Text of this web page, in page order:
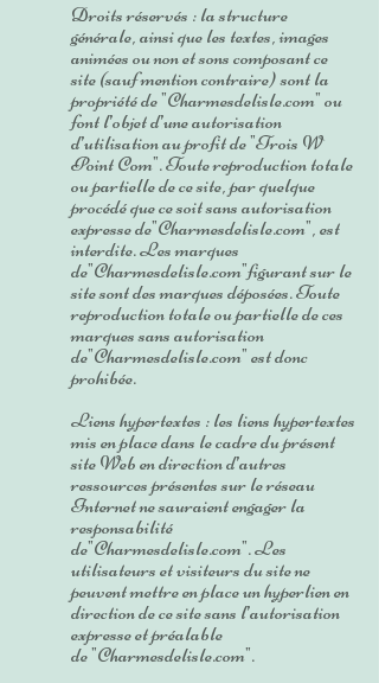
Droits réservés : la structure
générale, ainsi que les textes, images
animées ou non et sons composant ce
site (sauf mention contraire) sont la
propriété de "Charmesdelisle.com" ou
font l’objet d’une autorisation
d’utilisation au profit de "Trois W
Point Com". Toute reproduction totale
ou partielle de ce site, par quelque
procédé que ce soit sans autorisation
expresse de"Charmesdelisle.com", est
interdite. Les marques
de"Charmesdelisle.com"figurant sur le
site sont des marques déposées. Toute
reproduction totale ou partielle de ces
marques sans autorisation
de"Charmesdelisle.com" est donc
prohibée.
Liens hypertextes : les liens hypertextes
mis en place dans le cadre du présent
site Web en direction d’autres
ressources présentes sur le réseau
Internet ne sauraient engager la
responsabilité
de"Charmesdelisle.com". Les
utilisateurs et visiteurs du site ne
peuvent mettre en place un hyperlien en
direction de ce site sans l’autorisation
expresse et préalable
de "Charmesdelisle.com".